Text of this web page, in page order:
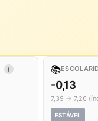
I 📚
-0,13
7,39 → 7,26
ESTÁVEL